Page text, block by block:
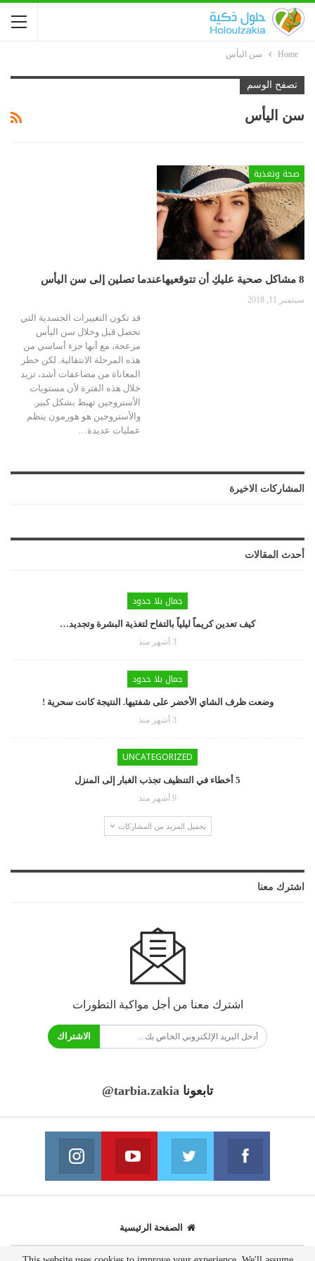
Home سن اليأس
تصفح الوسم
سن اليأس
صحة وتغذية
8 مشاكل صحية عليكِ أن تتوقعيهاعندما تصلين إلى سن اليأس
سبتمبر 11, 2018
قد تكون التغييرات الجسدية التي
تحصل قبل وخلال سن اليأس
مزعجة، مع أنها جزء أساسي من
هذه المرحلة الانتقالية. لكن خطر
المعاناة من مضاعفات أشد، تزيد
خلال هذه الفترة لأن مستويات
الأستروجين تهبط بشكل كبير.
والأستروجين هو هورمون ينظم
عمليات عديدة…
المشاركات الاخيرة
أحدث المقالات
جمال بلا حدود
كيف تعدين كريماً ليلياً بالتفاح لتغذية البشرة وتجديد…
3 أشهر منذ
جمال بلا حدود
وضعت ظرف الشاي الأخضر على شفتيها. النتيجة كانت سحرية !
3 أشهر منذ
UNCATEGORIZED
5 أخطاء في التنظيف تجذب الغبار إلى المنزل
9 أشهر منذ
تحميل المزيد من المشاركات
اشترك معنا
اشترك معنا من أجل مواكبة التطورات
الاشتراك
تابعونا @tarbia.zakia
فايسبوك
انضم الينا انضم الينا
يوتيوب
انضم الينا
الصفحة الرئيسية